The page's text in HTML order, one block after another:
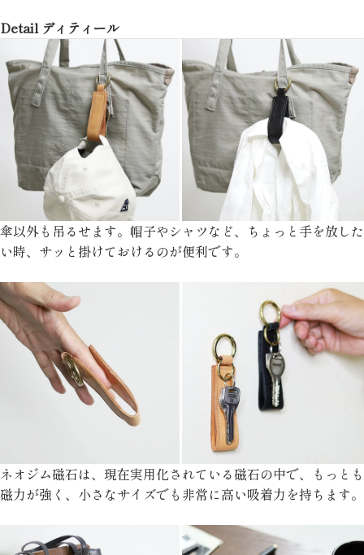
Detail ディティール
傘以外も吊るせます。帽子やシャツなど、ちょっと手を放した
い時、サッと掛けておけるのが便利です。
ネオジム磁石は、現在実用化されている磁石の中で、もっとも
磁力が強く、小さなサイズでも非常に高い吸着力を持ちます。